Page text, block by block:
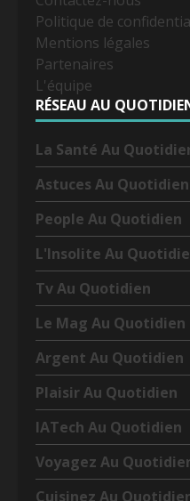
Politique de
Mentions légales
Partenaires
L'équipe
RÉSEAU AU
La Santé Au
Astuces Au Quotidien
People Au Quotidien
L'Insolite Au
Tv Au Quotidien
Le Mag Au Quotidien
Argent Au Quotidien
Plaisir Au Quotidien
IATech Au Quotidien
Voyagez Au
Cuisinez Au